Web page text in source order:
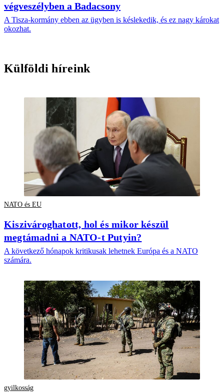
végveszélyben a Badacsony
A Tisza-kormány ebben az ügyben is késlekedik, és ez nagy károkat
okozhat.
Külföldi híreink
NATO és EU
Kiszivároghatott, hol és mikor készül
megtámadni a NATO-t Putyin?
A következő hónapok kritikusak lehetnek Európa és a NATO
számára.
gyilkosság